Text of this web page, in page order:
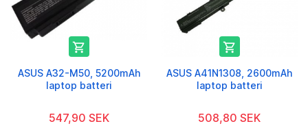

ASUS A32-M50, 5200mAh
laptop batteri
547,90 SEK

ASUS A41N1308, 2600mAh
laptop batteri
508,80 SEK